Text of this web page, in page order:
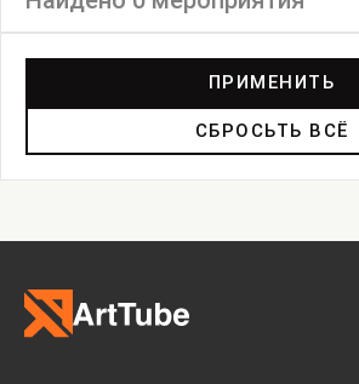
Дискуссия
Пост-релиз
Пресс-конференция
ПРИМЕНИТЬ
СБРОСЬТЬ ВСЁ